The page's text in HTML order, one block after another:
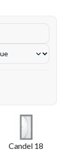
Candel 18